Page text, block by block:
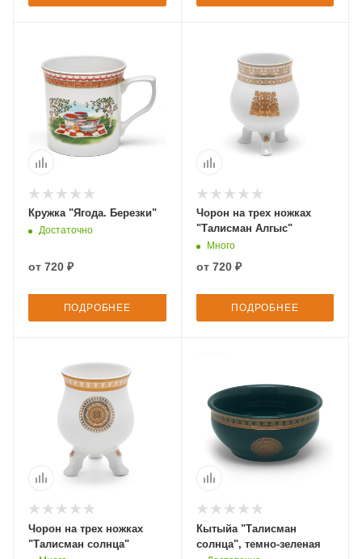
Кружка "Ягода. Березки"
Достаточно
от 720 ₽
ПОДРОБНЕЕ
Чорон на трех ножках
"Талисман Алгыс"
Много
от 720 ₽
ПОДРОБНЕЕ
Чорон на трех ножках
"Талисман солнца"
Кытыйа "Талисман
солнца", темно-зеленая